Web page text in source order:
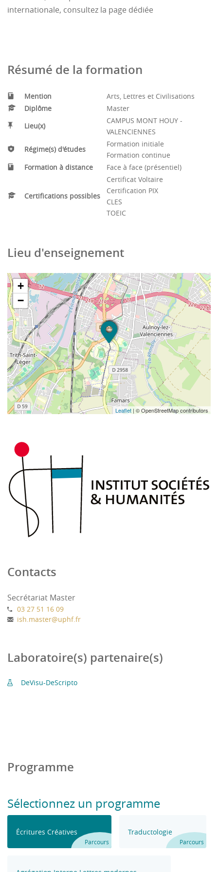
enseignants.
internationale, consultez la page dédiée
Résumé de la formation
Mention
Arts, Lettres et Civilisations
Diplôme
Master
Lieu(x)
CAMPUS MONT HOUY -
VALENCIENNES
Régime(s) d'études
Formation initiale
Formation continue
Formation à distance
Face à face (présentiel)
Certifications possibles
Certificat Voltaire
Certification PIX
CLES
TOEIC
Lieu d'enseignement
+
−
Leaflet | © OpenStreetMap contributors
Contacts
Secrétariat Master
03 27 51 16 09
ish.master@uphf.fr
Laboratoire(s) partenaire(s)
DeVisu-DeScripto
Programme
Sélectionnez un programme
Écritures Créatives
Parcours
Traductologie
Parcours